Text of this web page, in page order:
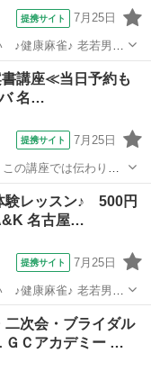
提携サイト 7月25日
雀♪ 老若男女
、麻雀を全く知らな
講座≪当日予約も
名…
提携サイト 7月25日
の講座では伝わりや
ます。 ■学習内
レッスン♪ 500円
名古屋…
提携サイト 7月25日
雀♪ 老若男女
、麻雀を全く知らな
次会・ブライダル
ＧＣアカデミー …